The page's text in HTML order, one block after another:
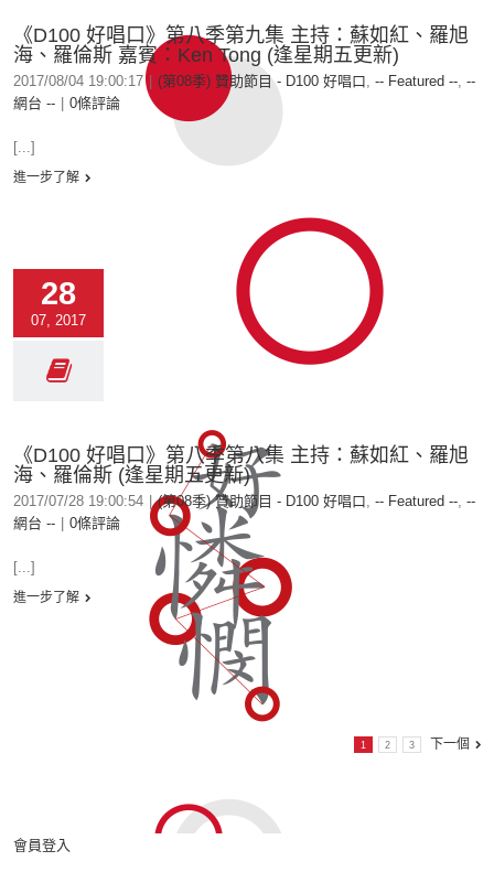
《D100 好唱口》第八季第九集 主持：蘇如紅、羅旭
海、羅倫斯 嘉賓：Ken Tong (逢星期五更新)
2017/08/04 19:00:17 (第08季) 贊助節目 - D100 好唱口, -- Featured --, --
網台 --
0條評論
[...]
進一步了解
28
07, 2017
《D100 好唱口》第八季第八集 主持：蘇如紅、羅旭
海、羅倫斯 (逢星期五更新)
2017/07/28 19:00:54 (第08季) 贊助節目 - D100 好唱口, -- Featured --, --
網台 --
0條評論
[...]
進一步了解
1 2 3 下一個
會員登入